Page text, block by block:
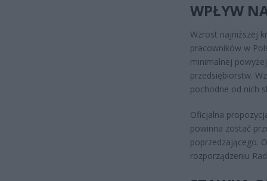
WPŁYW
Wzrost najniższej
pracowników w
minimalnej
przedsiębiorstw.
pochodne od nich
Oficjalna
powinna zostać
poprzedzającego.
rozporządzeniu